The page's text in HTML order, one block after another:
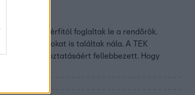
férfitól foglaltak le a rendőrök.
is találtak nála. A TEK
a letartóztatásáért fellebbezett. Hogy